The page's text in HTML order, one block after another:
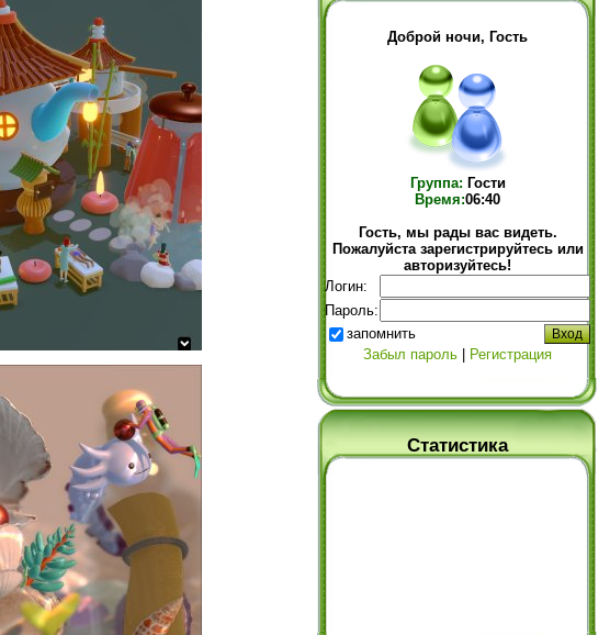
Доброй ночи, Гость
Группа: Гости
Время:06:40
Гость, мы рады вас видеть.
Пожалуйста зарегистрируйтесь или
авторизуйтесь!
Логин:
Пароль:
запомнить
Забыл пароль
Регистрация
Статистика